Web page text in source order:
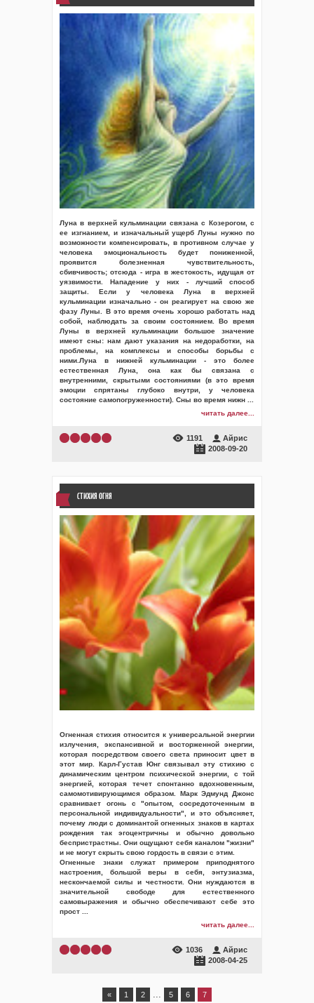
Луна в верхней кульминации связана с Козерогом, с
ее изгнанием, и изначальный ущерб Луны нужно по
возможности компенсировать, в противном случае у
человека эмоциональность будет пониженной,
проявится болезненная чувствительность,
сбивчивость; отсюда - игра в жестокость, идущая от
уязвимости. Нападение у них - лучший способ
защиты. Если у человека Луна в верхней
кульминации изначально - он реагирует на свою же
фазу Луны. В это время очень хорошо работать над
собой, наблюдать за своим состоянием. Во время
Луны в верхней кульминации большое значение
имеют сны: нам дают указания на недоработки, на
проблемы, на комплексы и способы борьбы с
ними.Луна в нижней кульминации - это более
естественная Луна, она как бы связана с
внутренними, скрытыми состояниями (в это время
эмоции спрятаны глубоко внутри, у человека
состояние самопогруженности). Сны во время нижн
читать далее...
1191
Айрис
2008-09-20
СТИХИЯ ОГНЯ
Огненная стихия относится к универсальной энергии
излучения, экспансивной и восторженной энергии,
которая посредством своего света приносит цвет в
этот мир. Карл-Густав Юнг связывал эту стихию с
динамическим центром психической энергии, с той
энергией, которая течет спонтанно вдохновенным,
самомотивирующимся образом. Марк Эдмунд Джонс
сравнивает огонь с "опытом, сосредоточенным в
персональной индивидуальности", и это объясняет,
почему люди с доминантой огненных знаков в картах
рождения так эгоцентричны и обычно довольно
беспристрастны. Они ощущают себя каналом "жизни"
и не могут скрыть свою гордость в связи с этим.
Огненные знаки служат примером приподнятого
настроения, большой веры в себя, энтузиазма,
нескончаемой силы и честности. Они нуждаются в
значительной свободе для естественного
самовыражения и обычно обеспечивают себе это
прост
читать далее...
1036
Айрис
2008-04-25
« 1 2 5 6 7